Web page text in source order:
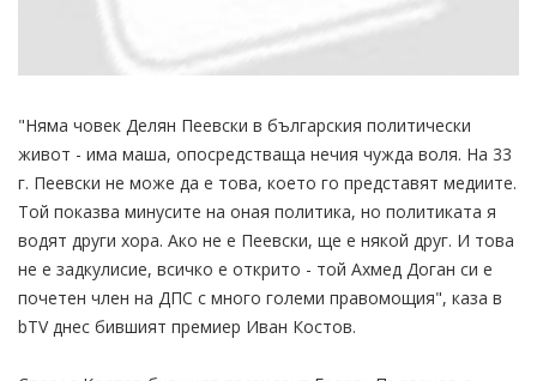
"Няма човек Делян Пеевски в българския политически
живот - има маша, опосредстваща нечия чужда воля. На 33
г. Пеевски не може да е това, което го представят медиите.
Той показва минусите на оная политика, но политиката я
водят други хора. Ако не е Пеевски, ще е някой друг. И това
не е задкулисие, всичко е открито - той Ахмед Доган си е
почетен член на ДПС с много големи правомощия", каза в
bTV днес бившият премиер Иван Костов.